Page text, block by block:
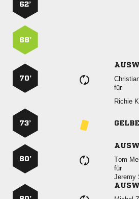
62’
68’
70’
für

73’
80’

für
